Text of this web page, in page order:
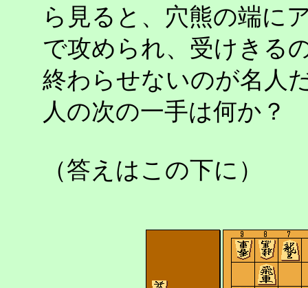
ら見ると、穴熊の端に
で攻められ、受けきる
終わらせないのが名人
人の次の一手は何か？
（答えはこの下に）